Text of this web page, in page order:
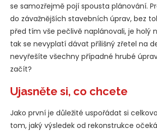
se samozřejmě pojí spousta plánování.
do závažnějších stavebních úprav, bez
před tím vše pečlivě naplánovali, je holý
tak se nevyplatí dávat přílišný zřetel na
nevyřešíte všechny případné hrubé
začít?
Ujasněte si, co chcete
Jako první je důležité uspořádat si
tom, jaký výsledek od rekonstrukce